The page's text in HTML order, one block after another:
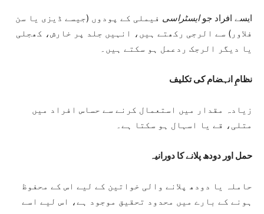
ایسے افراد جوایسٹراسی فیملی کے پودوں (جیسے ڈیزی یا سن
فلاور) سے الرجی رکھتے ہیں، انہیں جلد پر خارش، کھجلی
یا دیگر الرجک ردعمل ہو سکتے ہیں۔
نظامِ انہضام کی تکلیف
زیادہ مقدار میں استعمال کرنے سے حساس افراد میں
متلی، قے یا اسہال ہو سکتا ہے۔
حمل اور دودھ پلانے کا دورانیہ
حاملہ یا دودھ پلانے والی خواتین کے لیے اس کے محفوظ
ہونے کے بارے میں محدود تحقیق موجود ہے، اس لیے اسے